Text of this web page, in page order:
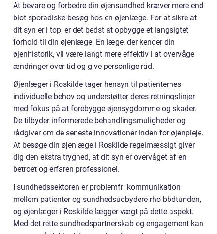
At bevare og forbedre din øjensundhed kræver mere end
blot sporadiske besøg hos en øjenlæge. For at sikre at
dit syn er i top, er det bedst at opbygge et langsigtet
forhold til din øjenlæge. En læge, der kender din
øjenhistorik, vil være langt mere effektiv i at overvåge
ændringer over tid og give personlige råd.
Øjenlæger i Roskilde tager hensyn til patienternes
individuelle behov og understøtter deres retningslinjer
med fokus på at forebygge øjensygdomme og skader.
De tilbyder informerede behandlingsmuligheder og
rådgiver om de seneste innovationer inden for øjenpleje.
At besøge din øjenlæge i Roskilde regelmæssigt giver
dig den ekstra tryghed, at dit syn er overvåget af en
betroet og erfaren professionel.
I sundhedssektoren er problemfri kommunikation
mellem patienter og sundhedsudbydere rho bbdtunden,
og øjenlæger i Roskilde lægger vægt på dette aspekt.
Med det rette sundhedspartnerskab og engagement kan